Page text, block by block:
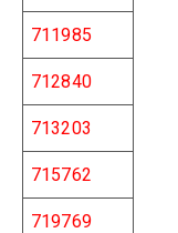
711985
712840
713203
715762
719769